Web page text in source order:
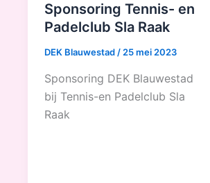
Sponsoring Tennis- en
Padelclub Sla Raak
DEK Blauwestad / 25 mei 2023
Sponsoring DEK Blauwestad
bij Tennis-en Padelclub Sla
Raak